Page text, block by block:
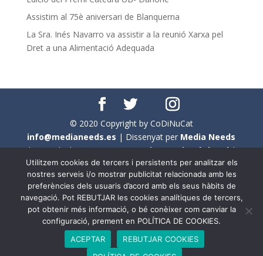
Assistim al 75è aniversari de Blanquerna
La Sra. Inés Navarro va assistir a la reunió Xarxa pel
Dret a una Alimentació Adequada
© 2020 Copyright by CoDiNuCat
info@medianeeds.es | Dissenyat per Media Needs
| Tots els drets reservats aCoDiNuCat |Avís legal|
Avís per cookies
En aquest web s'ha tingut en compte l'ús no sexista del
llenguatge. No obstant això, i a causa de la seva
extensió, no s'ha pogut fer de manera exhaustiva. Per
aquest motiu, a vegades , s'ha utilitzat el femení com a
genèric, atès que és una professió que compta amb al
Utilitzem cookies de tercers i persistents per analitzar els
nostres serveis i/o mostrar publicitat relacionada amb les
preferències dels usuaris d’acord amb els seus hàbits de
navegació. Pot REBUTJAR les cookies analítiques de tercers,
pot obtenir més informació, o bé conèixer com canviar la
configuració, prement en POLÍTICA DE COOKIES.
ACEPTAR
REBUTJAR COOKIES